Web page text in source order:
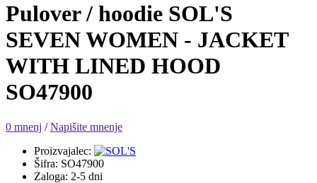
Pulover / hoodie SOL'S
SEVEN WOMEN - JACKET
WITH LINED HOOD
SO47900
0 mnenj /Napišite mnenje
Proizvajalec:
Šifra: SO47900
Zaloga: 2-5 dni